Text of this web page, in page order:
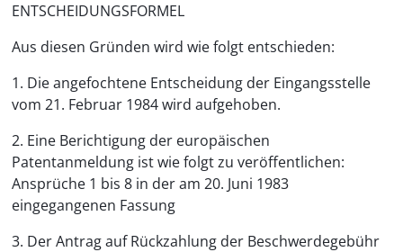
ENTSCHEIDUNGSFORMEL
Aus diesen Gründen wird wie folgt entschieden:
1. Die angefochtene Entscheidung der Eingangsstelle
vom 21. Februar 1984 wird aufgehoben.
2. Eine Berichtigung der europäischen
Patentanmeldung ist wie folgt zu veröffentlichen:
Ansprüche 1 bis 8 in der am 20. Juni 1983
eingegangenen Fassung
3. Der Antrag auf Rückzahlung der Beschwerdegebühr